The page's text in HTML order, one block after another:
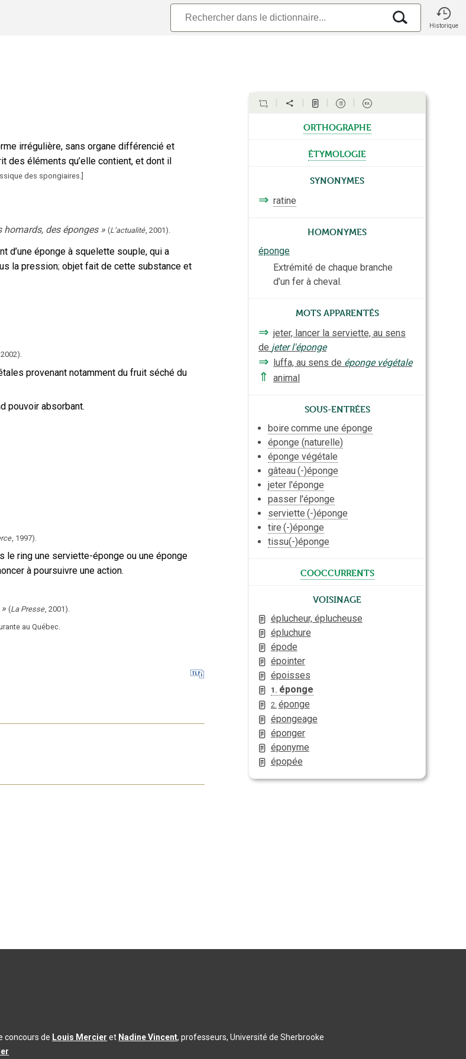
Historique
irrégulière, sans organe différencié et
des éléments qu’elle contient, et dont il
des spongiaires.
homards, des éponges » (L’actualité, 2001).
d’une éponge à squelette souple, qui a
la pression; objet fait de cette substance et
2002).
provenant notamment du fruit séché du
pouvoir absorbant.
1997).
le ring une serviette-éponge ou une éponge
à poursuivre une action.
» (La Presse 2001).
au Québec.
orthographe
étymologie
Synonymes
⇒ ratine
Homonymes
éponge
Extrémité de chaque branche
d’un fer à cheval.
Mots apparentés
⇒ jeter, lancer la serviette, au sens
de jeter l'éponge
⇒ luffa, au sens de éponge végétale
⇑ animal
Sous-entrées
boire comme une éponge
éponge (naturelle)
éponge végétale
gâteau (-)éponge
jeter l'éponge
passer l'éponge
serviette (-)éponge
tire (-)éponge
tissu(-)éponge
cooccurrents
Voisinage
éplucheur, éplucheuse
épluchure
épode
épointer
époisses
1. éponge
2. éponge
épongeage
éponger
éponyme
épopée
concours de Louis Mercier et Nadine Vincent, professeurs, Université de Sherbrooke